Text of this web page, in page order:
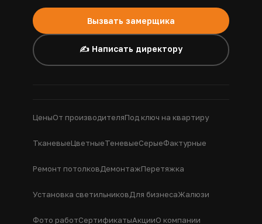
Вызвать замерщика
✍️ Написать директору
ЦеныОт производителяПод ключ на квартиру
ТканевыеЦветныеТеневыеСерыеФактурные
Ремонт потолковДемонтажПеретяжка
Установка светильниковДля бизнесаЖалюзи
Фото работСертификатыАкцииО компании